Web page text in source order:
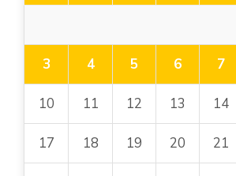
3 4 5 6 7
10 11 12 13 14
17 18 19 20 21